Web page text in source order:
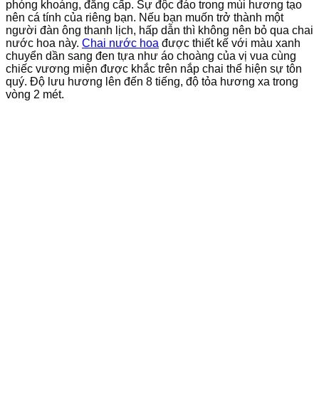
phóng khoáng, đẳng cấp. Sự độc đáo trong mùi hương tạo
nên cá tính của riêng bạn. Nếu bạn muốn trở thành một
người đàn ông thanh lịch, hấp dẫn thì không nên bỏ qua chai
nước hoa này. Chai nước hoa được thiết kế với màu xanh
chuyển dần sang đen tựa như áo choàng của vị vua cùng
chiếc vương miện được khắc trên nắp chai thể hiện sự tôn
quý. Độ lưu hương lên đến 8 tiếng, độ tỏa hương xa trong
vòng 2 mét.